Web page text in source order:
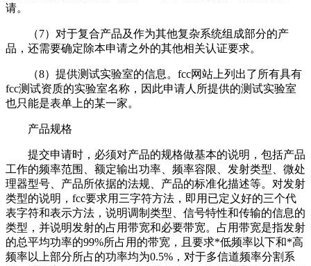
请。
（7）对于复合产品及作为其他复杂系统组成部分的产
品，还需要确定除本申请之外的其他相关认证要求。
（8）提供测试实验室的信息。fcc网站上列出了所有具有
fcc测试资质的实验室名称，因此申请人所提供的测试实验室
也只能是表单上的某一家。
产品规格
提交申请时，必须对产品的规格做基本的说明，包括产品
工作的频率范围、额定输出功率、频率容限、发射类型、微处
理器型号、产品所依据的法规、产品的标准化描述等。对发射
类型的说明，fcc要求用三字符方法，即用已定义好的三个代
表字符和表示方法，说明调制类型、信号特性和传输的信息的
类型，并说明发射的占用带宽和必要带宽。占用带宽是指发射
的总平均功率的99%所占用的带宽，且要求*低频率以下和*高
频率以上部分所占的功率均为0.5%，对于多信道频率分割系